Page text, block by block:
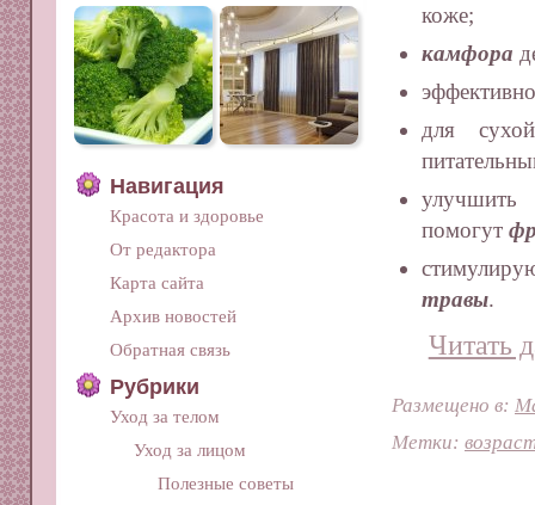
коже;
камфора
для
помогут
травы.
Читать
Размещено в:
Метки:
Навигация
Красота и здоровье
От редактора
Карта сайта
Архив новостей
Обратная связь
Рубрики
Уход за телом
Уход за лицом
Полезные советы